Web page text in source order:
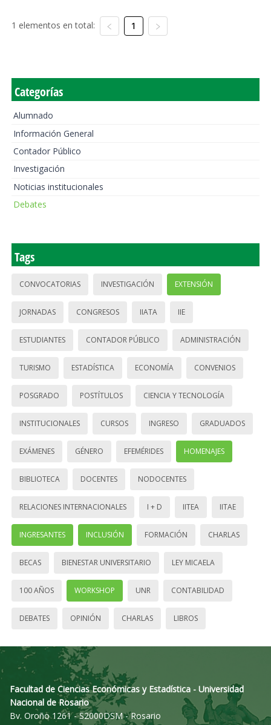
1 elementos en total: 1
Categorías
Alumnado
Información General
Contador Público
Investigación
Noticias institucionales
Debates
Tags
CONVOCATORIAS INVESTIGACIÓN EXTENSIÓN
JORNADAS CONGRESOS IIATA IIE
ESTUDIANTES CONTADOR PÚBLICO ADMINISTRACIÓN
TURISMO ESTADÍSTICA ECONOMÍA CONVENIOS
POSGRADO POSTÍTULOS CIENCIA Y TECNOLOGÍA
INSTITUCIONALES CURSOS INGRESO GRADUADOS
EXÁMENES GÉNERO EFEMÉRIDES HOMENAJES
BIBLIOTECA DOCENTES NODOCENTES
RELACIONES INTERNACIONALES I + D IITEA IITAE
INGRESANTES INCLUSIÓN FORMACIÓN CHARLAS
BECAS BIENESTAR UNIVERSITARIO LEY MICAELA
100 AÑOS WORKSHOP UNR CONTABILIDAD
DEBATES OPINIÓN CHARLAS LIBROS
Facultad de Ciencias Económicas y Estadística - Universidad
Nacional de Rosario
Bv. Oroño 1261 - S2000DSM - Rosario